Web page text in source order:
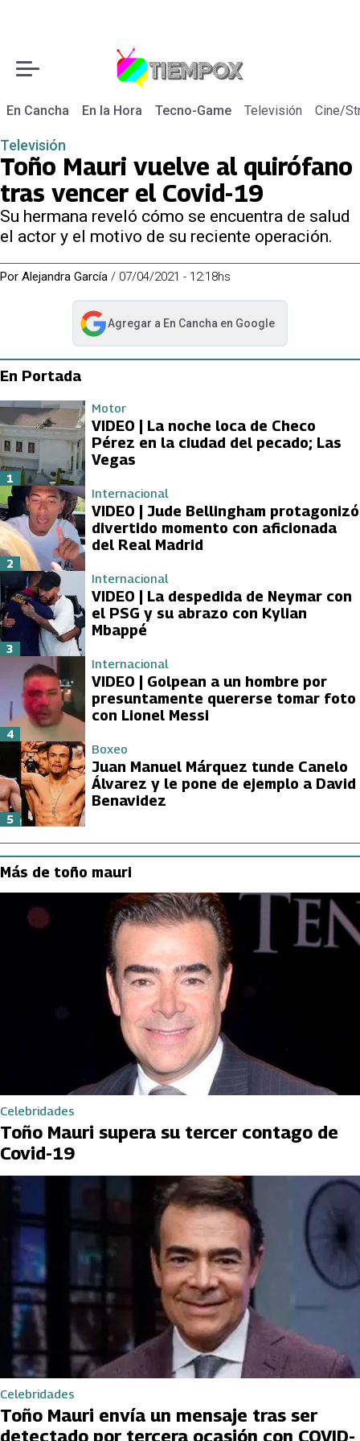
En Cancha En la Hora Tecno-Game Televisión Cine/
Televisión
Toño Mauri vuelve al quirófano
tras vencer el Covid-19
Su hermana reveló cómo se encuentra de salud
el actor y el motivo de su reciente operación.
Por Alejandra García / 07/04/2021 - 12:18hs
Agregar a En Cancha en Google
abre en nueva pestaña
En Portada
Motor
VIDEO | La noche loca de Checo
Pérez en la ciudad del pecado; Las
Vegas
1
Internacional
VIDEO | Jude Bellingham protagonizó
divertido momento con aficionada
del Real Madrid
2
Internacional
VIDEO | La despedida de Neymar con
el PSG y su abrazo con Kylian
Mbappé
3
Internacional
VIDEO | Golpean a un hombre por
presuntamente quererse tomar foto
con Lionel Messi
4
Boxeo
Juan Manuel Márquez tunde Canelo
Álvarez y le pone de ejemplo a David
Benavidez
5
Más de toño mauri
Celebridades
Toño Mauri supera su tercer contago de
Covid-19
Celebridades
Toño Mauri envía un mensaje tras ser
detectado por tercera ocasión con COVID-